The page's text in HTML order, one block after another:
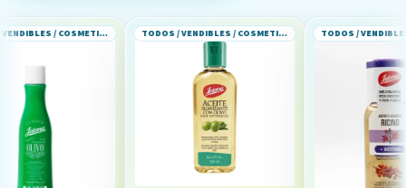
TODOS / VENDIBLES / COSMETICOS Y PERFUMERIA TODOS / VENDIBLES / COSMETICOS Y PERFUMERIA